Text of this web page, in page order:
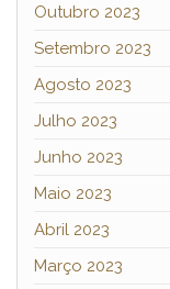
Outubro 2023
Setembro 2023
Agosto 2023
Julho 2023
Junho 2023
Maio 2023
Abril 2023
Março 2023